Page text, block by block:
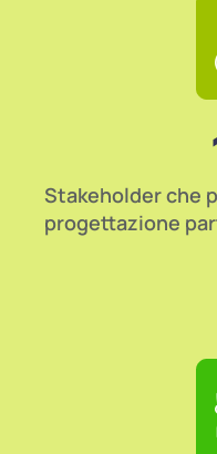
Stakeholder che
progettazione